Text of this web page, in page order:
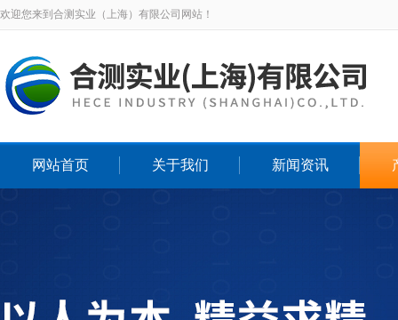
欢迎您来到合测实业（上海）有限公司网站！
网站首页 关于我们 新闻资讯